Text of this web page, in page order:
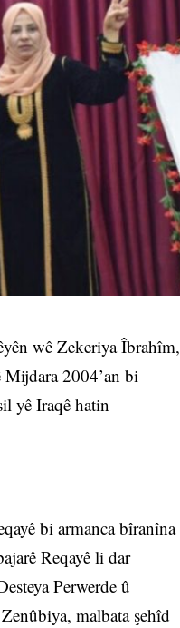
wê Zekeriya Îbrahîm,
2004’an bi
yê Iraqê hatin
bi armanca bîranîna
Reqayê li dar
Perwerde û
malbata şehîd